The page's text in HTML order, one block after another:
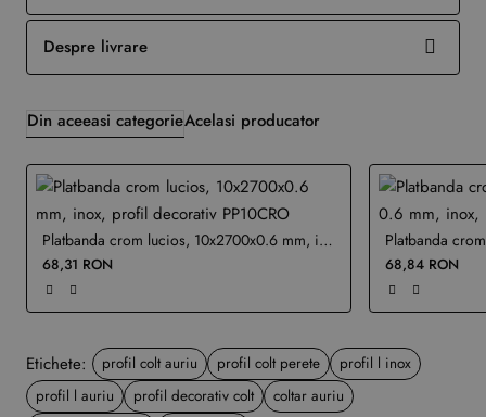
Despre livrare
Din aceeasi categorieAcelasi producator
Platbanda crom lucios, 10x2700x0.6 mm, inox, profil decorativ PP10CRO
68,31 RON 68,84 RON
Etichete: profil colt auriu profil colt perete
profil l inox
profil l auriu
profil decorativ colt
coltar auriu